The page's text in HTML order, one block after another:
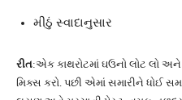
મીઠું સ્વાદાનુસાર
રીત:એક કાથરોટમાં ઘઉનો લોટ લો
મિક્સ કરો. પછી એમાં સમારીને ધોઈ